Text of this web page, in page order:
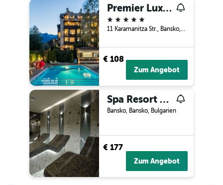
Premier Luxury Mountain Resort
5 Sterne
11 Karamanitza Str., Bansko, Bulgarien
€ 108
Zum Angebot
Spa Resort St. Ivan Rilski
Bansko, Bansko, Bulgarien
€ 177
Zum Angebot